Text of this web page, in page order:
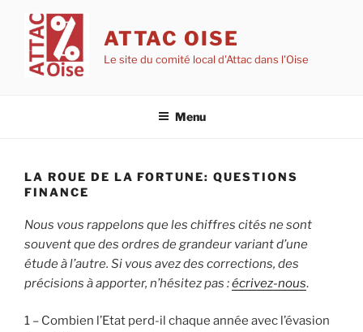
contenu
principal
ATTAC OISE
Le site du comité local d'Attac dans l'Oise
Menu
LA ROUE DE LA FORTUNE: QUESTIONS
FINANCE
Nous vous rappelons que les chiffres cités ne sont
souvent que des ordres de grandeur variant d’une
étude à l’autre. Si vous avez des corrections, des
précisions à apporter, n’hésitez pas :écrivez-nous.
1 – Combien l’Etat perd-il chaque année avec l’évasion